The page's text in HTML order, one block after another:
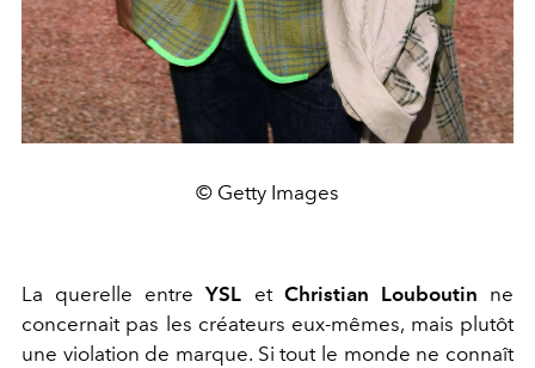
© Getty Images
La querelle entreYSL et Christian Louboutin ne
concernait pas les créateurs eux-mêmes, mais plutôt
une violation de marque. Si tout le monde ne connaît